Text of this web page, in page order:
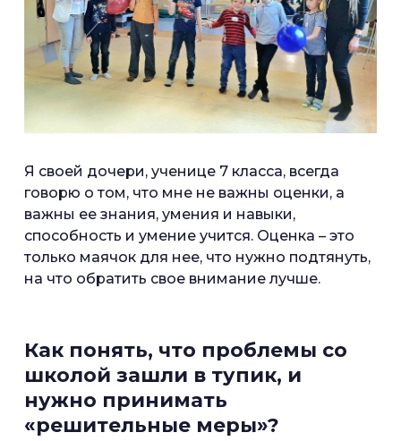
Я своей дочери, ученице 7 класса, всегда
говорю о том, что мне не важны оценки, а
важны ее знания, умения и навыки,
способность и умение учится. Оценка – это
только маячок для нее, что нужно подтянуть,
на что обратить свое внимание лучше.
Как понять, что проблемы со
школой зашли в тупик, и
нужно принимать
«решительные меры»?